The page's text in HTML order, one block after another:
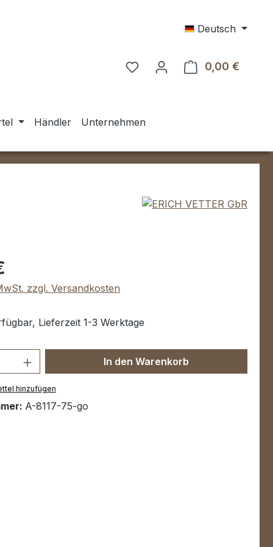
Deutsch
0,00 €
Händler Unternehmen
zzgl. Versandkosten
Lieferzeit 1-3 Werktage
Anzahl: Gib den gewünschten Wert
In den Warenkorb
hinzufügen
A-8117-75-go